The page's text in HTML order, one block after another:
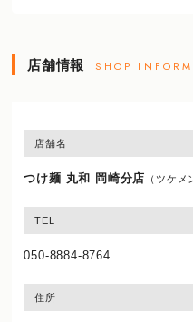
店舗情報 SHOP
店舗名
つけ麺 丸和 岡崎分店 （ツケ
TEL
050-8884-8764
住所